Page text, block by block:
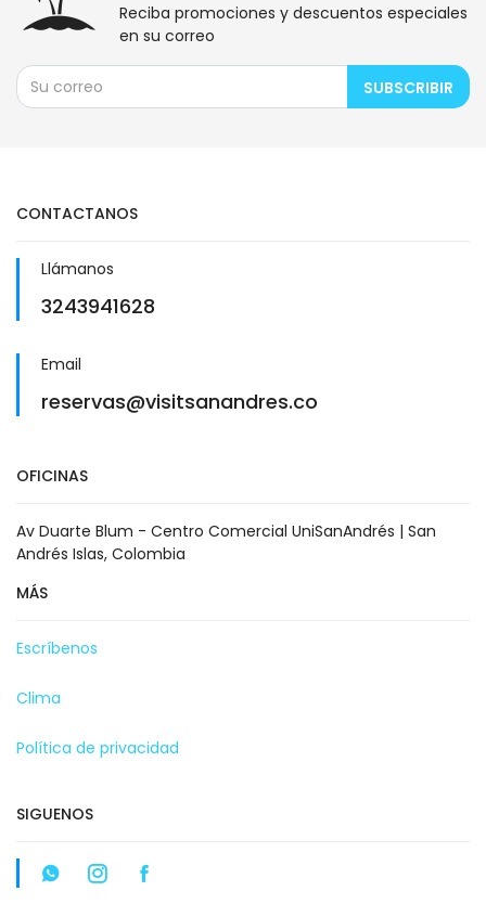
Reciba promociones y descuentos especiales
en su correo
SUBSCRIBIR
CONTACTANOS
Llámanos
3243941628
Email
reservas@visitsanandres.co
OFICINAS
Av Duarte Blum - Centro Comercial UniSanAndrés | San
Andrés Islas, Colombia
MÁS
Escríbenos
Clima
Política de privacidad
SIGUENOS